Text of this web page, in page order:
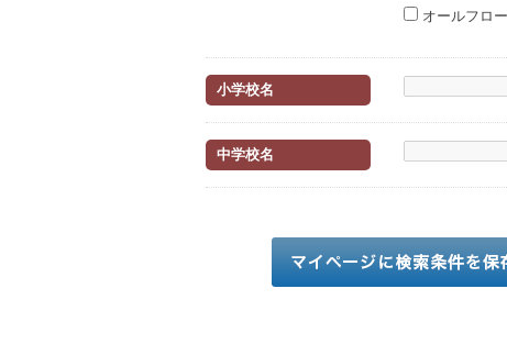
オールフロ
小学校名
中学校名